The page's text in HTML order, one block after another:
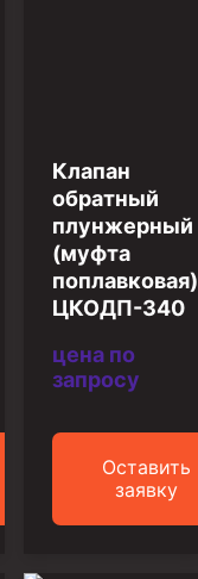
Клапан
обратный
плунжерный
(муфта
поплавковая)
ЦКОДП-340
цена по
запросу
Оставить
заявку